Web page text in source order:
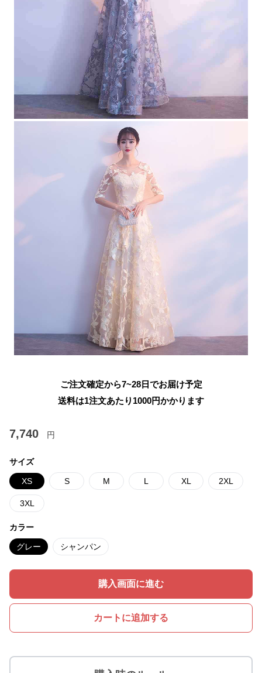
ご注文確定から7~28日でお届け予定
送料は1注文あたり 1000円かかります
7,740 円
サイズ
XS S M L XL 2XL
3XL
カラー
グレー シャンパン
購入画面に進む
カートに追加する